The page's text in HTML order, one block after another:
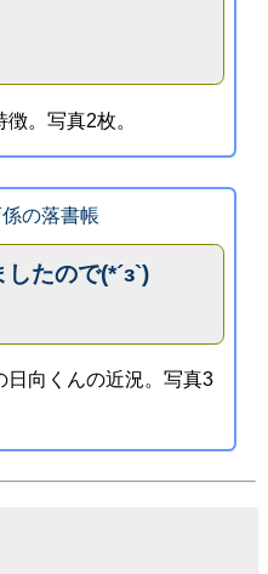
。写真2枚。
の落書帳
たので(*´з`)
向くんの近況。写真3